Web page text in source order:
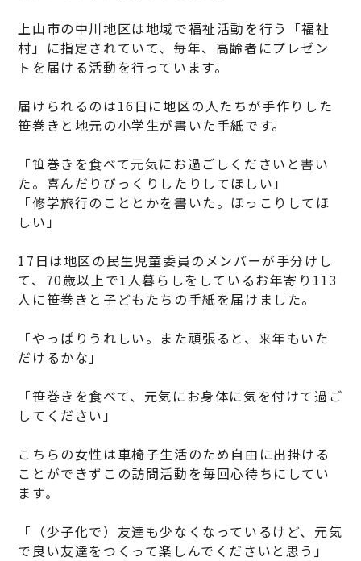
上山市の中川地区は地域で福祉活動を行う「福祉
村」に指定されていて、毎年、高齢者にプレゼン
トを届ける活動を行っています。
届けられるのは16日に地区の人たちが手作りした
笹巻きと地元の小学生が書いた手紙です。
「笹巻きを食べて元気にお過ごしくださいと書い
た。喜んだりびっくりしたりしてほしい」
「修学旅行のこととかを書いた。ほっこりしてほ
しい」
17日は地区の民生児童委員のメンバーが手分けし
て、70歳以上で1人暮らしをしているお年寄り113
人に笹巻きと子どもたちの手紙を届けました。
「やっぱりうれしい。また頑張ると、来年もいた
だけるかな」
「笹巻きを食べて、元気にお身体に気を付けて過ご
してください」
こちらの女性は車椅子生活のため自由に出掛ける
ことができずこの訪問活動を毎回心待ちにしてい
ます。
「（少子化で）友達も少なくなっているけど、元気
で良い友達をつくって楽しんでくださいと思う」